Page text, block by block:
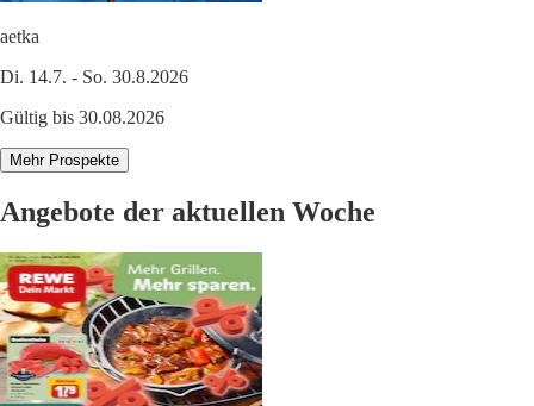
aetka
Di. 14.7. - So. 30.8.2026
Gültig bis 30.08.2026
Mehr Prospekte
Angebote der aktuellen Woche